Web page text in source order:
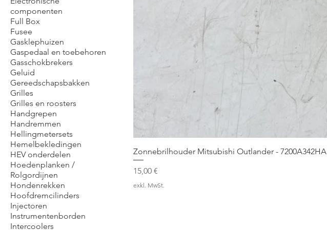
componenten
Full Box
Fusee
Gasklephuizen
Gaspedaal en toebehoren
Gasschokbrekers
Geluid
Gereedschapsbakken
Grilles
Grilles en roosters
Handgrepen
Handremmen
Hellingmetersets
Hemelbekledingen
HEV onderdelen
Hoedenplanken /
Rolgordijnen
Hondenrekken
Hoofdremcilinders
Injectoren
Instrumentenborden
Intercoolers
Zonnebrilhouder Mitsubishi Outlander - 7200A342HA
Preis
15,00 €
exkl. MwSt.